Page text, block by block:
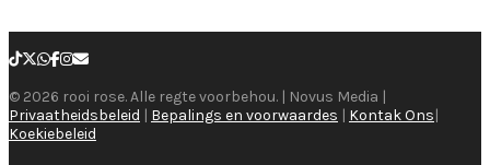
© 2026 rooi rose. Alle regte voorbehou. | Novus Media |
Privaatheidsbeleid | Bepalings en voorwaardes | Kontak Ons|
Koekiebeleid